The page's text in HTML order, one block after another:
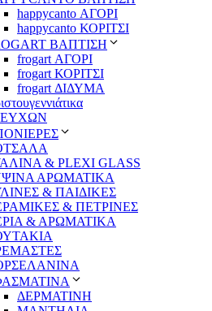
happycanto ΑΓΟΡΙ
happycanto ΚΟΡΙΤΣΙ
ΒΑΠΤΙΣΗ
frogart ΑΓΟΡΙ
frogart ΚΟΡΙΤΣΙ
frogart ΔΙΔΥΜΑ
ΕΥΧΩΝ
& PLEXI GLASS
ΑΡΩΜΑΤΙΚΑ
& ΠΑΙΔΙΚΕΣ
& ΠΕΤΡΙΝΕΣ
& ΑΡΩΜΑΤΙΚΑ
ΔΕΡΜΑΤΙΝΗ